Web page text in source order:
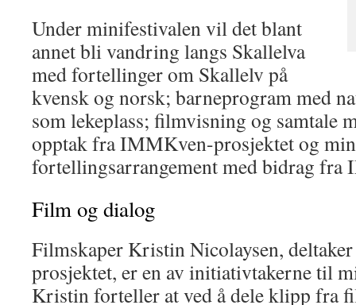
Under minifestivalen vil det blant
annet bli vandring langs Skallelva
med fortellinger om Skallelv på
kvensk og norsk; barneprogram med
som lekeplass; filmvisning og samtale
opptak fra IMMKven-prosjektet og
fortellingsarrangement med bidrag fra
Film og dialog
Filmskaper Kristin Nicolaysen,
prosjektet, er en av initiativtakerne til
Kristin forteller at ved å dele klipp fra